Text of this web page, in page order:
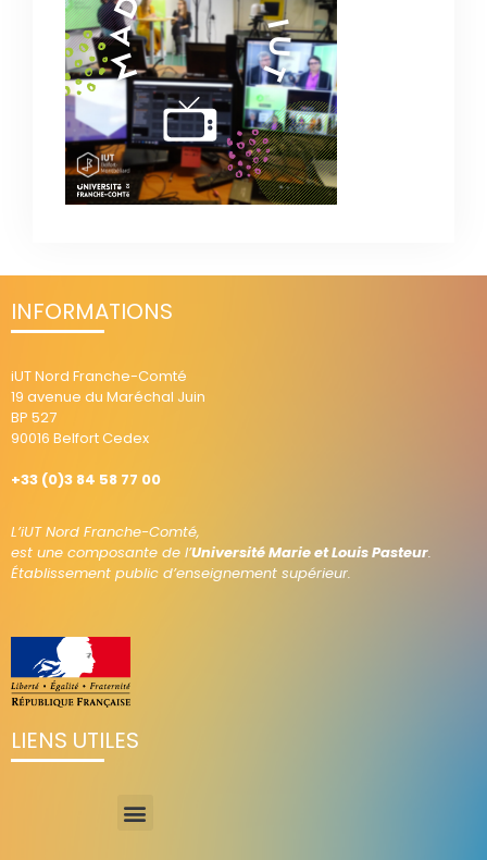
INFORMATIONS
iUT Nord Franche-Comté
19 avenue du Maréchal Juin
BP 527
90016 Belfort Cedex
+33 (0)3 84 58 77 00
L’iUT Nord Franche-Comté,
est une composante de l’Université Marie et Louis Pasteur.
Établissement public d’enseignement supérieur.
LIENS UTILES